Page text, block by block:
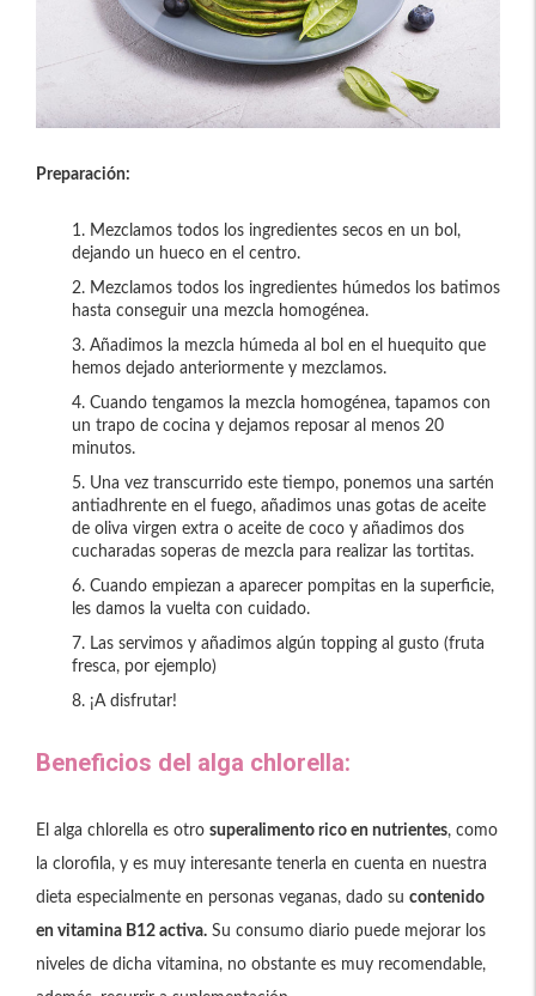
Preparación:
Mezclamos todos los ingredientes secos en un bol,
dejando un hueco en el centro.
Mezclamos todos los ingredientes húmedos los batimos
hasta conseguir una mezcla homogénea.
Añadimos la mezcla húmeda al bol en el huequito que
hemos dejado anteriormente y mezclamos.
Cuando tengamos la mezcla homogénea, tapamos con
un trapo de cocina y dejamos reposar al menos 20
minutos.
Una vez transcurrido este tiempo, ponemos una sartén
antiadhrente en el fuego, añadimos unas gotas de aceite
de oliva virgen extra o aceite de coco y añadimos dos
cucharadas soperas de mezcla para realizar las tortitas.
Cuando empiezan a aparecer pompitas en la superficie,
les damos la vuelta con cuidado.
Las servimos y añadimos algún topping al gusto (fruta
fresca, por ejemplo)
¡A disfrutar!
Beneficios del alga chlorella:
El alga chlorella es otro superalimento rico en nutrientes, como
la clorofila, y es muy interesante tenerla en cuenta en nuestra
dieta especialmente en personas veganas, dado su contenido
en vitamina B12 activa. Su consumo diario puede mejorar los
niveles de dicha vitamina, no obstante es muy recomendable,